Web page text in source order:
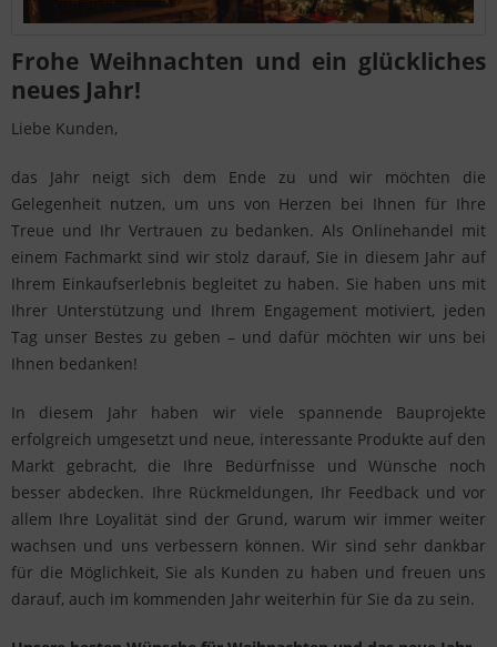
Frohe Weihnachten und ein glückliches
neues Jahr!
Liebe Kunden,
das Jahr neigt sich dem Ende zu und wir möchten die
Gelegenheit nutzen, um uns von Herzen bei Ihnen für Ihre
Treue und Ihr Vertrauen zu bedanken. Als Onlinehandel mit
einem Fachmarkt sind wir stolz darauf, Sie in diesem Jahr auf
Ihrem Einkaufserlebnis begleitet zu haben. Sie haben uns mit
Ihrer Unterstützung und Ihrem Engagement motiviert, jeden
Tag unser Bestes zu geben – und dafür möchten wir uns bei
Ihnen bedanken!
In diesem Jahr haben wir viele spannende Bauprojekte
erfolgreich umgesetzt und neue, interessante Produkte auf den
Markt gebracht, die Ihre Bedürfnisse und Wünsche noch
besser abdecken. Ihre Rückmeldungen, Ihr Feedback und vor
allem Ihre Loyalität sind der Grund, warum wir immer weiter
wachsen und uns verbessern können. Wir sind sehr dankbar
für die Möglichkeit, Sie als Kunden zu haben und freuen uns
darauf, auch im kommenden Jahr weiterhin für Sie da zu sein.